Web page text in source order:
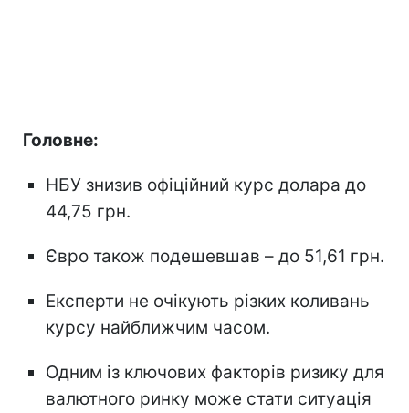
Головне:
НБУ знизив офіційний курс долара до
44,75 грн.
Євро також подешевшав – до 51,61 грн.
Експерти не очікують різких коливань
курсу найближчим часом.
Одним із ключових факторів ризику для
валютного ринку може стати ситуація